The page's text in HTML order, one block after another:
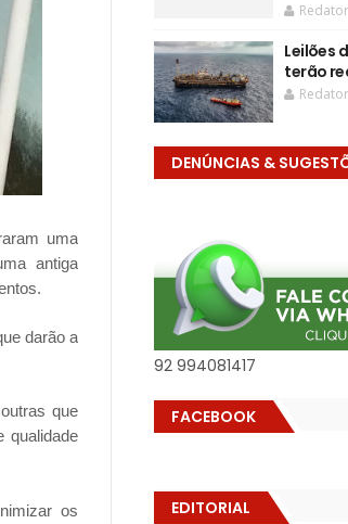
uma
antiga
darão a
que
qualidade
os
Redator
Leilões
terão
Redator
DENÚNCIAS &
92 994081417
FACEBOOK
EDITORIAL